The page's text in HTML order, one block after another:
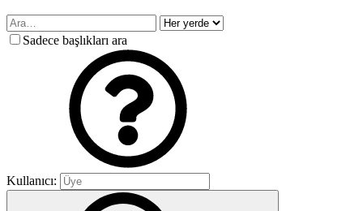
Sadece başlıkları ara
Kullanıcı: